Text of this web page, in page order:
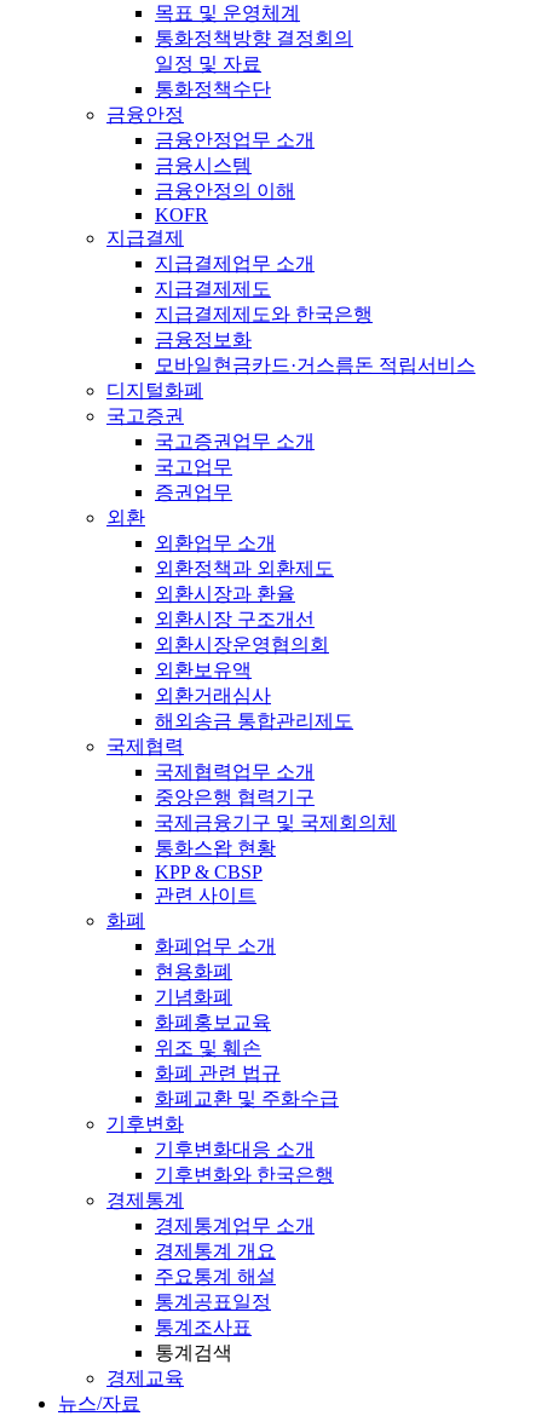
목표 및 운영체계
통화정책방향 결정회의
일정 및 자료
통화정책수단
금융안정
금융안정업무 소개
금융시스템
금융안정의 이해
KOFR
지급결제
지급결제업무 소개
지급결제제도
지급결제제도와 한국은행
금융정보화
모바일현금카드·거스름돈 적립서비스
디지털화폐
국고증권
국고증권업무 소개
국고업무
증권업무
외환
외환업무 소개
외환정책과 외환제도
외환시장과 환율
외환시장 구조개선
외환시장운영협의회
외환보유액
외환거래심사
해외송금 통합관리제도
국제협력
국제협력업무 소개
중앙은행 협력기구
국제금융기구 및 국제회의체
통화스왑 현황
KPP & CBSP
관련 사이트
화폐
화폐업무 소개
현용화폐
기념화폐
화폐홍보교육
위조 및 훼손
화폐 관련 법규
화폐교환 및 주화수급
기후변화
기후변화대응 소개
기후변화와 한국은행
경제통계
경제통계업무 소개
경제통계 개요
주요통계 해설
통계공표일정
통계조사표
통계검색
경제교육
뉴스/자료